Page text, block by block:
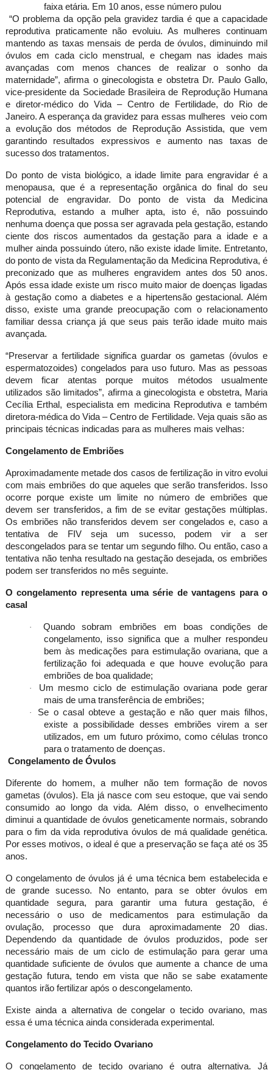
faixa etária. Em 10 anos, esse número pulou
“O problema da opção pela gravidez tardia é que a capacidade
reprodutiva praticamente não evoluiu. As mulheres continuam
mantendo as taxas mensais de perda de óvulos, diminuindo mil
óvulos em cada ciclo menstrual, e chegam nas idades mais
avançadas com menos chances de realizar o sonho da
maternidade”, afirma o ginecologista e obstetra Dr. Paulo Gallo,
vice-presidente da Sociedade Brasileira de Reprodução Humana
e diretor-médico do Vida – Centro de Fertilidade, do Rio de
Janeiro. A esperança da gravidez para essas mulheres veio com
a evolução dos métodos de Reprodução Assistida, que vem
garantindo resultados expressivos e aumento nas taxas de
sucesso dos tratamentos.
Do ponto de vista biológico, a idade limite para engravidar é a
menopausa, que é a representação orgânica do final do seu
potencial de engravidar. Do ponto de vista da Medicina
Reprodutiva, estando a mulher apta, isto é, não possuindo
nenhuma doença que possa ser agravada pela gestação, estando
ciente dos riscos aumentados da gestação para a idade e a
mulher ainda possuindo útero, não existe idade limite. Entretanto,
do ponto de vista da Regulamentação da Medicina Reprodutiva, é
preconizado que as mulheres engravidem antes dos 50 anos.
Após essa idade existe um risco muito maior de doenças ligadas
à gestação como a diabetes e a hipertensão gestacional. Além
disso, existe uma grande preocupação com o relacionamento
familiar dessa criança já que seus pais terão idade muito mais
avançada.
“Preservar a fertilidade significa guardar os gametas (óvulos e
espermatozoides) congelados para uso futuro. Mas as pessoas
devem ficar atentas porque muitos métodos usualmente
utilizados são limitados”, afirma a ginecologista e obstetra, Maria
Cecília Erthal, especialista em medicina Reprodutiva e também
diretora-médica do Vida – Centro de Fertilidade. Veja quais são as
principais técnicas indicadas para as mulheres mais velhas:
Congelamento de Embriões
Aproximadamente metade dos casos de fertilização in vitro evolui
com mais embriões do que aqueles que serão transferidos. Isso
ocorre porque existe um limite no número de embriões que
devem ser transferidos, a fim de se evitar gestações múltiplas.
Os embriões não transferidos devem ser congelados e, caso a
tentativa de FIV seja um sucesso, podem vir a ser
descongelados para se tentar um segundo filho. Ou então, caso a
tentativa não tenha resultado na gestação desejada, os embriões
podem ser transferidos no mês seguinte.
O congelamento representa uma série de vantagens para o
casal
·
Quando sobram embriões em boas condições de
congelamento, isso significa que a mulher respondeu
bem às medicações para estimulação ovariana, que a
fertilização foi adequada e que houve evolução para
embriões de boa qualidade;
·
Um mesmo ciclo de estimulação ovariana pode gerar
mais de uma transferência de embriões;
·
Se o casal obteve a gestação e não quer mais filhos,
existe a possibilidade desses embriões virem a ser
utilizados, em um futuro próximo, como células tronco
para o tratamento de doenças.
Congelamento de Óvulos
Diferente do homem, a mulher não tem formação de novos
gametas (óvulos). Ela já nasce com seu estoque, que vai sendo
consumido ao longo da vida. Além disso, o envelhecimento
diminui a quantidade de óvulos geneticamente normais, sobrando
para o fim da vida reprodutiva óvulos de má qualidade genética.
Por esses motivos, o ideal é que a preservação se faça até os 35
anos.
O congelamento de óvulos já é uma técnica bem estabelecida e
de grande sucesso. No entanto, para se obter óvulos em
quantidade segura, para garantir uma futura gestação, é
necessário o uso de medicamentos para estimulação da
ovulação, processo que dura aproximadamente 20 dias.
Dependendo da quantidade de óvulos produzidos, pode ser
necessário mais de um ciclo de estimulação para gerar uma
quantidade suficiente de óvulos que aumente a chance de uma
gestação futura, tendo em vista que não se sabe exatamente
quantos irão fertilizar após o descongelamento.
Existe ainda a alternativa de congelar o tecido ovariano, mas
essa é uma técnica ainda considerada experimental.
Congelamento do Tecido Ovariano
O congelamento de tecido ovariano é outra alternativa. Já